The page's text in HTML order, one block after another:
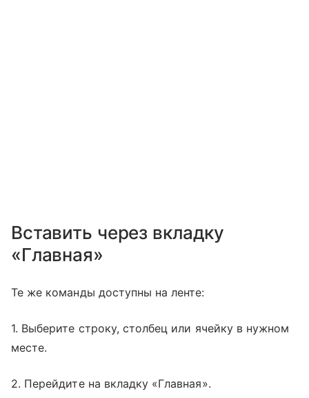
Вставить через вкладку
«Главная»
Те же команды доступны на ленте:
1. Выберите строку, столбец или ячейку в нужном
месте.
2. Перейдите на вкладку «Главная».